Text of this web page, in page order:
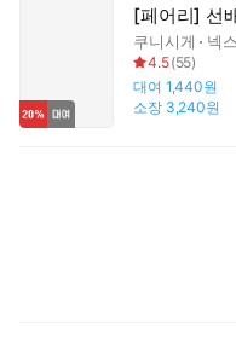
[페어리] 선
쿠니시게 넥
4.5(55)
대여 1,440원
소장 3,240원